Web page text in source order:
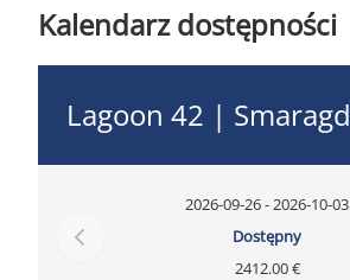
Kalendarz dostępności
Lagoon 42 | Smaragd
2026-09-26 - 2026-10-03
Dostępny
2412.00 €